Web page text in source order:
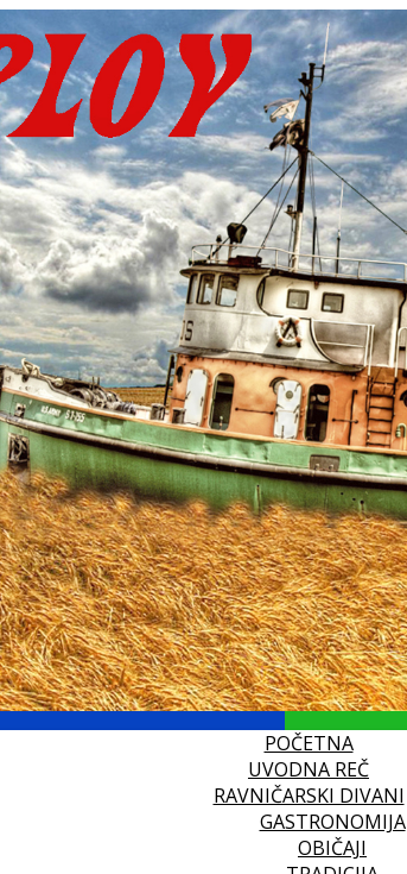
POČETNA
UVODNA REČ
RAVNIČARSKI DIVANI
GASTRONOMIJA
OBIČAJI